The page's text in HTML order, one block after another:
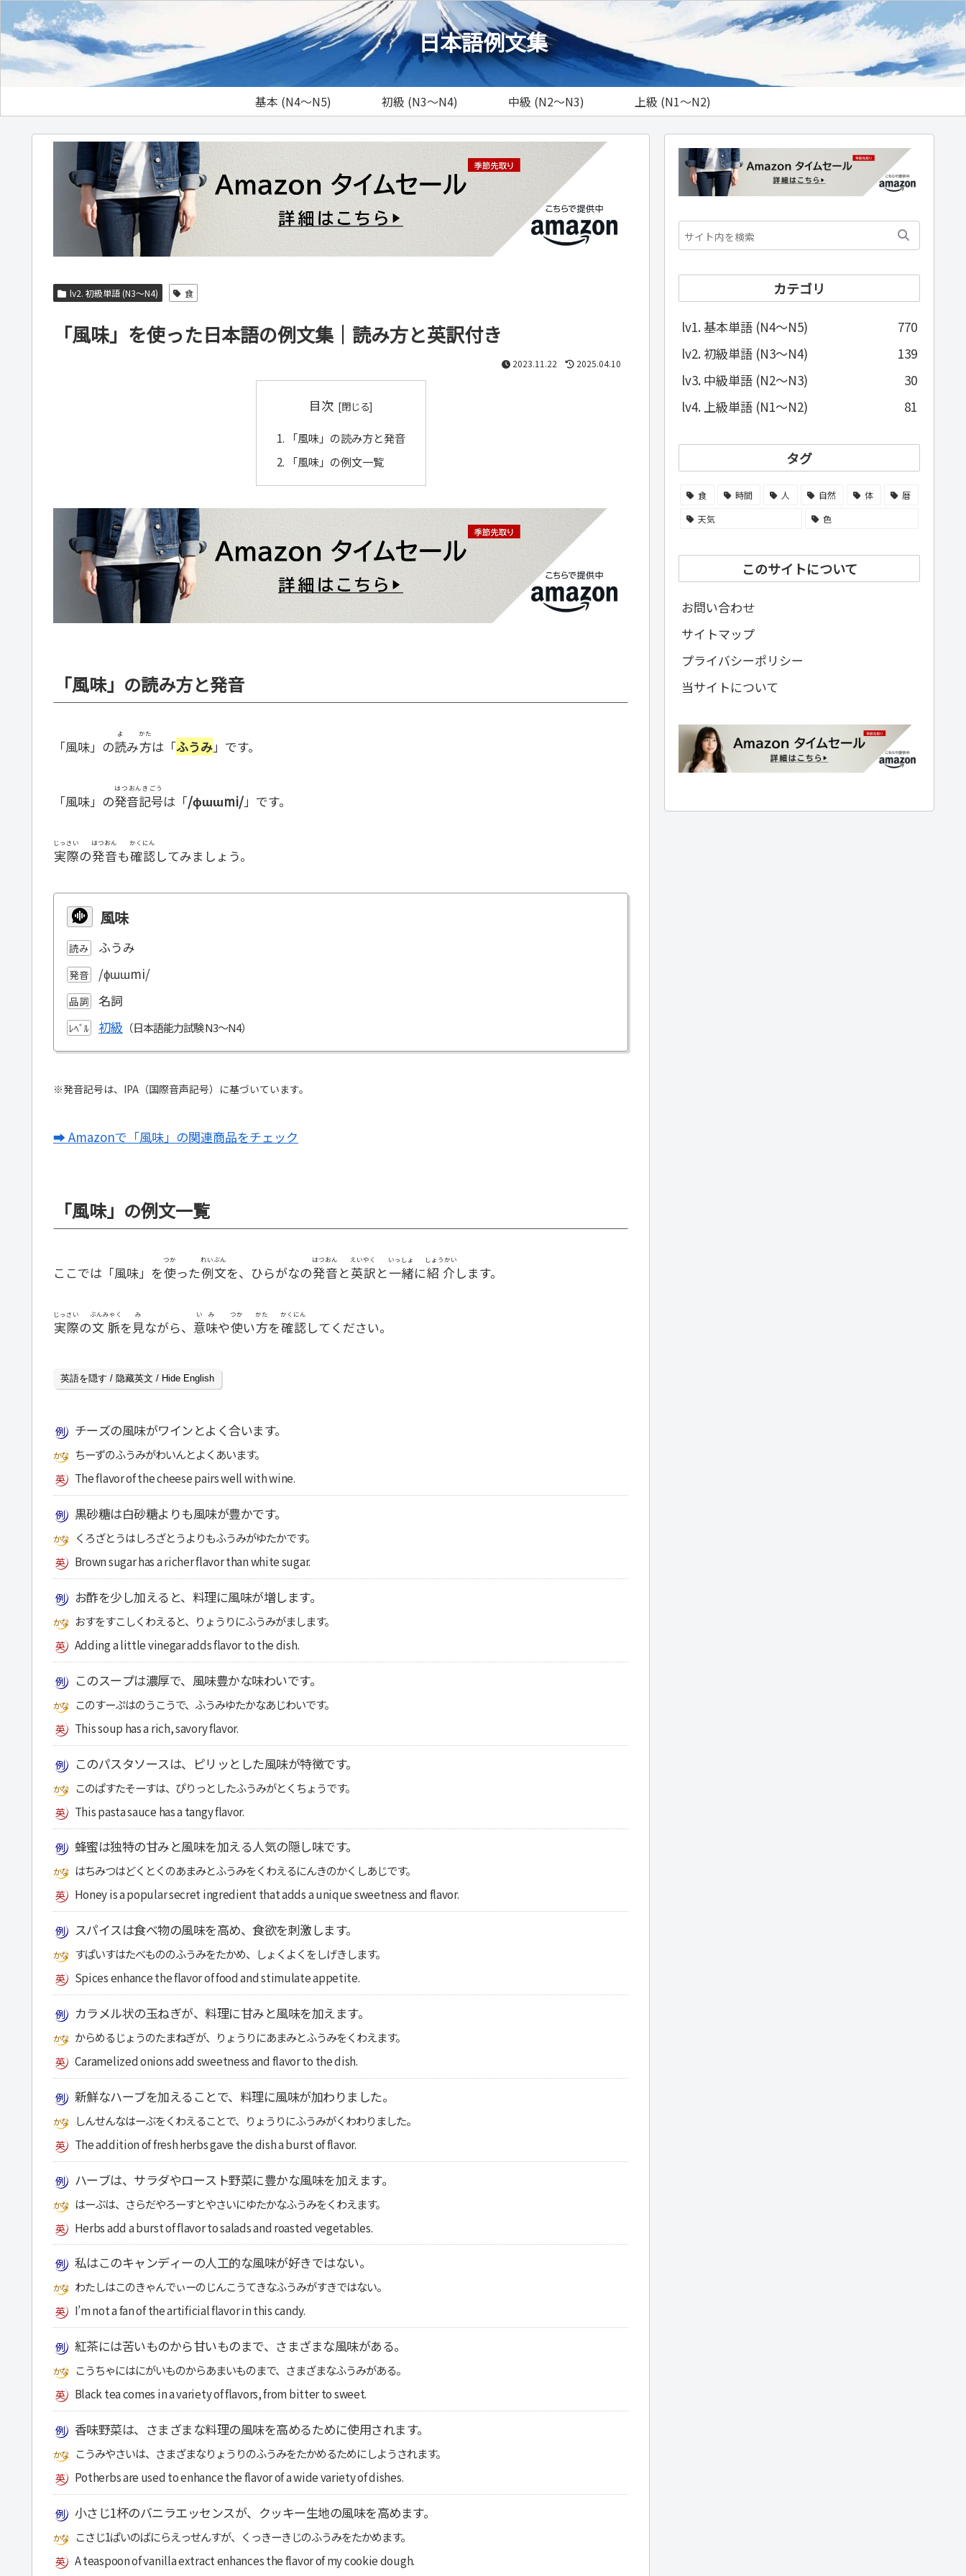
日本語例文集
基本 (N4～N5) 初級 (N3～N4) 中級 (N2～N3) 上級 (N1～N2)
lv2. 初級単語 (N3～N4) 食
「風味」を使った日本語の例文集｜読み方と英訳付き
2023.11.22 2025.04.10
目次
「風味」の読み方と発音
「風味」の例文一覧
「風味」の読み方と発音
「風味」の読
よ
み方
かた
は「ふうみ」です。
「風味」の発音記号
はつおんきごう
は「/ɸɯɯmi/」です。
実際
じっさい
の発音
はつおん
も確認
かくにん
してみましょう。
風味
読み ふうみ
発音 /ɸɯɯmi/
品詞 名詞
ﾚﾍﾞﾙ 初級
※発音記号は、IPA（国際音声記号）に基づいています。
➡ Amazonで「風味」の関連商品をチェック
「風味」の例文一覧
ここでは「風味」を使
つか
った例文
れいぶん
を、ひらがなの発音
はつおん
と英訳
えいやく
と一緒
いっしょ
に紹介
しょうかい
します。
実際
じっさい
の文脈
ぶんみゃく
を 見
み
ながら、 意味
いみ
や使
つか
い方
かた
を確認
かくにん
してください。
英語を隠す / 隐藏英文 / Hide English
チーズの風味がワインとよく合います。
ちーずのふうみがわいんとよくあいます。
The flavor of the cheese pairs well with wine.
黒砂糖は白砂糖よりも風味が豊かです。
くろざとうはしろざとうよりもふうみがゆたかです。
Brown sugar has a richer flavor than white sugar.
お酢を少し加えると、料理に風味が増します。
おすをすこしくわえると、りょうりにふうみがまします。
Adding a little vinegar adds flavor to the dish.
このスープは濃厚で、風味豊かな味わいです。
このすーぷはのうこうで、ふうみゆたかなあじわいです。
This soup has a rich, savory flavor.
このパスタソースは、ピリッとした風味が特徴です。
このぱすたそーすは、ぴりっとしたふうみがとくちょうです。
This pasta sauce has a tangy flavor.
蜂蜜は独特の甘みと風味を加える人気の隠し味です。
はちみつはどくとくのあまみとふうみをくわえるにんきのかくしあじです。
Honey is a popular secret ingredient that adds a unique sweetness and flavor.
スパイスは食べ物の風味を高め、食欲を刺激します。
すぱいすはたべもののふうみをたかめ、しょくよくをしげきします。
Spices enhance the flavor of food and stimulate appetite.
カラメル状の玉ねぎが、料理に甘みと風味を加えます。
からめるじょうのたまねぎが、りょうりにあまみとふうみをくわえます。
Caramelized onions add sweetness and flavor to the dish.
新鮮なハーブを加えることで、料理に風味が加わりました。
しんせんなはーぶをくわえることで、りょうりにふうみがくわわりました。
The addition of fresh herbs gave the dish a burst of flavor.
ハーブは、サラダやロースト野菜に豊かな風味を加えます。
はーぶは、さらだやろーすとやさいにゆたかなふうみをくわえます。
Herbs add a burst of flavor to salads and roasted vegetables.
私はこのキャンディーの人工的な風味が好きではない。
わたしはこのきゃんでぃーのじんこうてきなふうみがすきではない。
I’m not a fan of the artificial flavor in this candy.
紅茶には苦いものから甘いものまで、さまざまな風味がある。
こうちゃにはにがいものからあまいものまで、さまざまなふうみがある。
Black tea comes in a variety of flavors, from bitter to sweet.
香味野菜は、さまざまな料理の風味を高めるために使用されます。
こうみやさいは、さまざまなりょうりのふうみをたかめるためにしようされます。
Potherbs are used to enhance the flavor of a wide variety of dishes.
小さじ1杯のバニラエッセンスが、クッキー生地の風味を高めます。
こさじ1ぱいのばにらえっせんすが、くっきーきじのふうみをたかめます。
A teaspoon of vanilla extract enhances the flavor of my cookie dough.
カテゴリ
lv1. 基本単語 (N4～N5)
770
lv2. 初級単語 (N3～N4)
139
lv3. 中級単語 (N2～N3)
30
lv4. 上級単語 (N1～N2)
81
タグ
食 時間 人 自然 体
暦
天気
色
このサイトについて
お問い合わせ
サイトマップ
プライバシーポリシー
当サイトについて